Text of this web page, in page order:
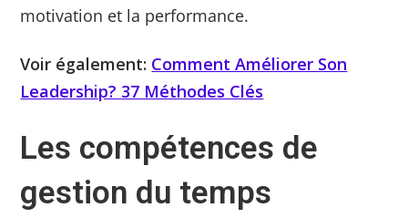
motivation et la performance.
Voir également: Comment Améliorer Son
Leadership? 37 Méthodes Clés
Les compétences de
gestion du temps